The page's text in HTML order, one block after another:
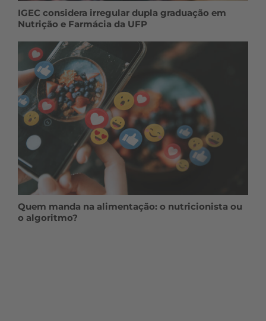
IGEC considera irregular dupla graduação em
Nutrição e Farmácia da UFP
Quem manda na alimentação: o nutricionista ou
o algoritmo?